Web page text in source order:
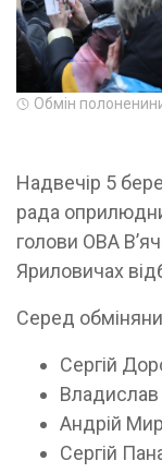
Обмін
Надвечір 5
рада
голови ОВА
Яриловичах
Серед
Сергій
Андрій
Сергій